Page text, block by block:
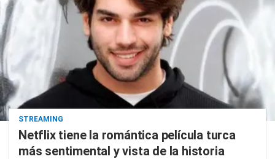
STREAMING
Netflix tiene la romántica película turca
más sentimental y vista de la historia